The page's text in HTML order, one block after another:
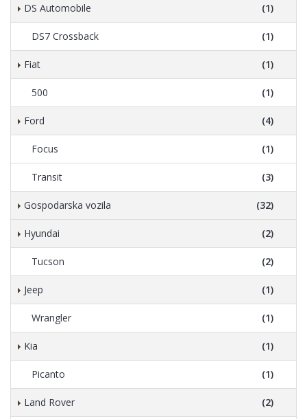
DS Automobile (1)
DS7 Crossback (1)
Fiat (1)
500 (1)
Ford (4)
Focus (1)
Transit (3)
Gospodarska vozila (32)
Hyundai (2)
Tucson (2)
Jeep (1)
Wrangler (1)
Kia (1)
Picanto (1)
Land Rover (2)